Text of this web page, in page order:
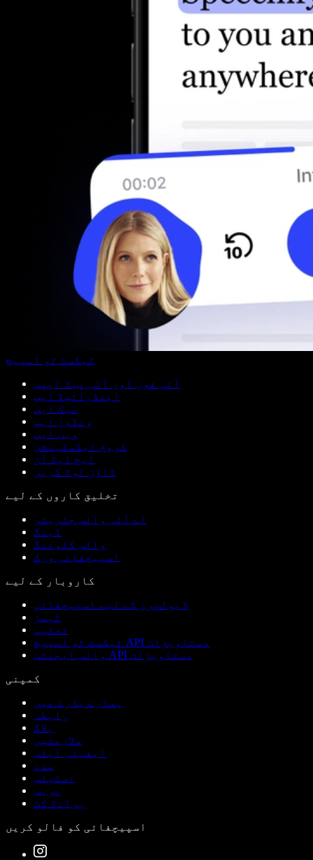
ٹیکسٹ ٹو اسپیچ
آئی فون اور آئی پیڈ ایپس
اینڈرائیڈ ایپ
میک ایپ
ونڈوز ایپ
ویب ایپ
کروم ایکسٹینشن
ایج ایڈ آن
ڈاؤن لوڈ کریں
تخلیق کاروں کے لیے
اے آئی وائس جنریٹر
ڈبنگ
وائس کلوننگ
اسپیچفائی ورک
کاروبار کے لیے
ڈیولپرز کے لیے اسپیچفائی
ٹیمز
تعلیم
ٹیکسٹ ٹو اسپیچ API دستاویزات
وائس ایجنٹس API دستاویزات
کمپنی
ہمارے بارے میں
رابطہ
بلاگ
ملازمتیں
ایفیلی ایٹس
مدد
اسٹیٹس
پریس
برانڈ کٹ
اسپیچفائی کو فالو کریں